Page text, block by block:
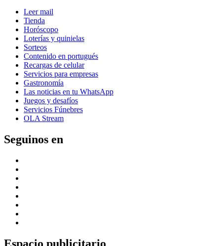
Leer mail
Tienda
Horóscopo
Loterías y quinielas
Sorteos
Contenido en portugués
Recargas de celular
Servicios para empresas
Gastronomía
Las noticias en tu WhatsApp
Juegos y desafíos
Servicios Fúnebres
OLA Stream
Seguinos en